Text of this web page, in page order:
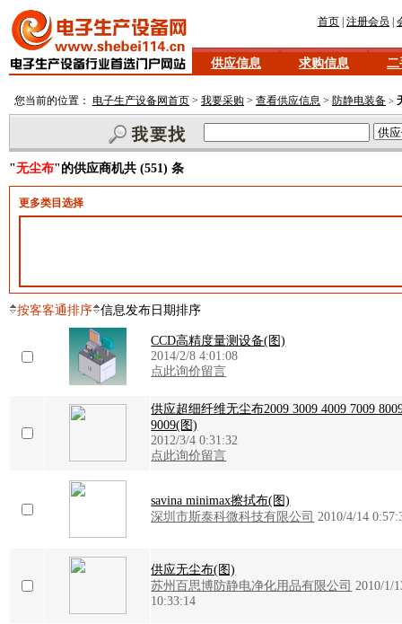
首页 注册会员
供应信息 求购信息 二
您当前的位置： 电子生产设备网首页 > 我要采购 > 查看供应信息 > 防静电装备 >
"无尘布"的供应商机共 (551) 条
更多类目选择
按客客通排序 信息发布日期排序
CCD高精度量测设备(图)
2014/2/8 4:01:08
点此询价留言
供应超细纤维无尘布2009 3009 4009 7009
9009(图)
2012/3/4 0:31:32
点此询价留言
savina minimax擦拭布(图)
深圳市斯泰科微科技有限公司 2010/4/14
供应无尘布(图)
苏州百思博防静电净化用品有限公司
2010/1/
10:33:14